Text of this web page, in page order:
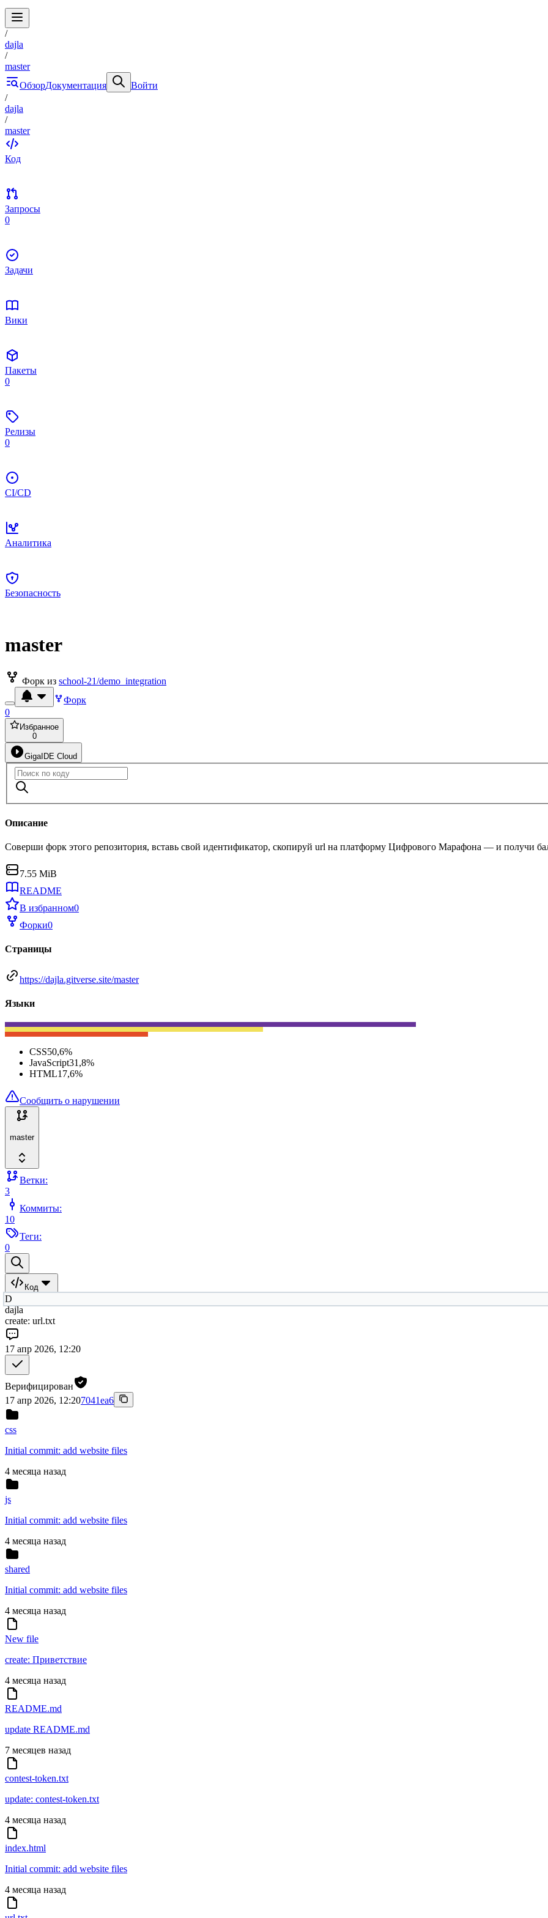
/
dajla
/
master
ОбзорДокументация
Войти
/
dajla
/
master
Код
Запросы
0
Задачи
Вики
Пакеты
0
Релизы
0
CI/CD
Аналитика
Безопасность
master
Форк из school-21/demo_integration
Форк
0
Избранное
0
GigaIDE Cloud
Описание
Соверши форк этого репозитория, вставь свой идентификатор, скопируй url на платформу Цифрового Марафона — и получи
7.55 MiB
README
В избранном0
Форки0
Страницы
https://dajla.gitverse.site/master
Языки
CSS50,6%
JavaScript31,8%
HTML17,6%
Сообщить о нарушении
master
Ветки:
3
Коммиты:
10
Теги:
0
Код
D
dajla
create: url.txt
17 апр 2026, 12:20
Верифицирован
17 апр 2026, 12:207041ea6
css
Initial commit: add website files
4 месяца назад
js
Initial commit: add website files
4 месяца назад
shared
Initial commit: add website files
4 месяца назад
New file
create: Приветствие
4 месяца назад
README.md
update README.md
7 месяцев назад
contest-token.txt
update: contest-token.txt
4 месяца назад
index.html
Initial commit: add website files
4 месяца назад